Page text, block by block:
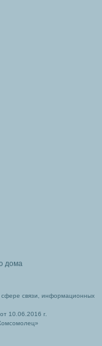
дома
сфере связи, информационных
10.06.2016 г.